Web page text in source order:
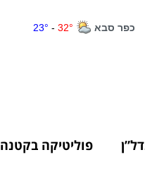
פוליטיקה בקטנה